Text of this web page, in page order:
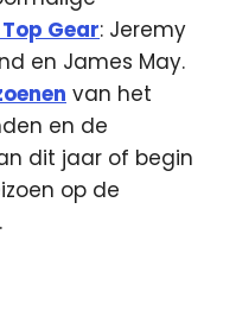
Gear: Jeremy
en James May.
van het
en de
dit jaar of begin
op de